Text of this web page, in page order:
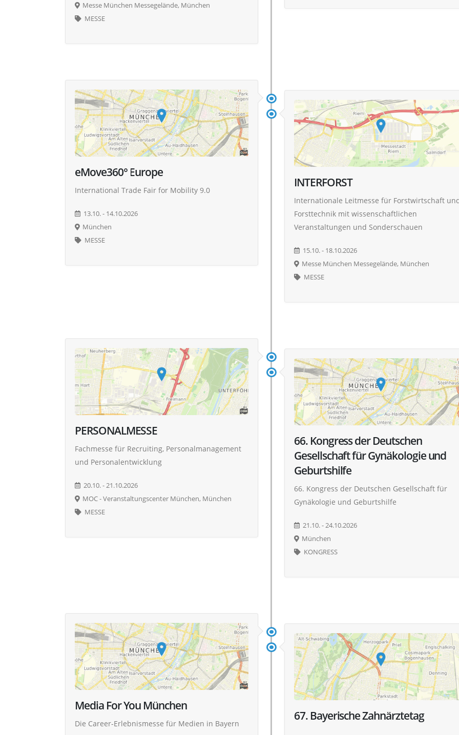
Messe München Messegelände, München
MESSE
eMove360° Europe
International Trade Fair for Mobility 9.0
13.10. - 14.10.2026
München
MESSE
INTERFORST
Internationale Leitmesse für Forstwirtschaft
Forsttechnik mit wissenschaftlichen
Veranstaltungen und Sonderschauen
15.10. - 18.10.2026
Messe München Messegelände, München
MESSE
PERSONALMESSE
Fachmesse für Recruiting, Personalmanagement
und Personalentwicklung
20.10. - 21.10.2026
MOC - Veranstaltungscenter München, München
MESSE
66. Kongress der Deutschen
Gesellschaft für Gynäkologie und
Geburtshilfe
66. Kongress der Deutschen Gesellschaft für
Gynäkologie und Geburtshilfe
21.10. - 24.10.2026
München
KONGRESS
Media For You München
Die Career-Erlebnismesse für Medien in Bayern
67. Bayerische Zahnärztetag